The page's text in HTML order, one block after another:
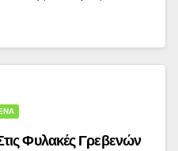
Φυλακές Γρεβενών